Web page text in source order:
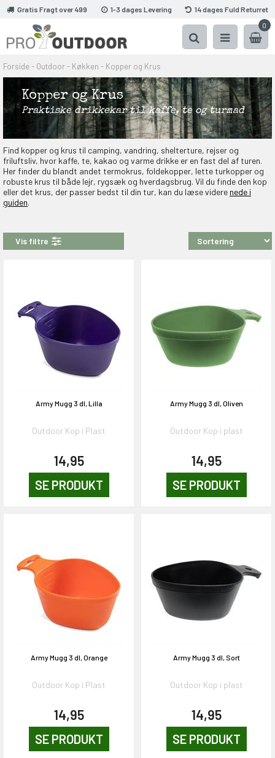
Gratis Fragt over 499 1-3 dages Levering
14 dages Fuld Returret
0
Forside- Outdoor- Køkken - Kopper og Krus
Kopper og Krus
Praktiske drikkekar til kaffe, te og turmad
Find kopper og krus til camping, vandring, shelterture, rejser og
friluftsliv, hvor kaffe, te, kakao og varme drikke er en fast del af turen.
Her finder du blandt andet termokrus, foldekopper, lette turkopper og
robuste krus til både lejr, rygsæk og hverdagsbrug. Vil du finde den kop
eller det krus, der passer bedst til din tur, kan du læse videre nede i
guiden.
Vis filtre
Army Mugg 3 dl, Lilla
Outdoor Kop i Plast
14,95
SE PRODUKT
Army Mugg 3 dl, Oliven
Outdoor Kop i plast
14,95
SE PRODUKT
Army Mugg 3 dl, Orange
Outdoor Kop i Plast
14,95
SE PRODUKT
Army Mugg 3 dl, Sort
Outdoor Kop i plast
14,95
SE PRODUKT